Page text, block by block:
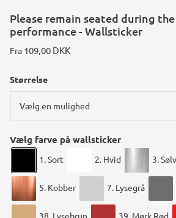
Please remain seated during
performance - Wallsticker
Fra 109,00 DKK
Størrelse
Vælg en mulighed
Vælg farve på wallsticker
1. Sort 2. Hvid 3. Sølv
5. Kobber 7. Lysegrå
38. Lysebrun 39. Mørk Rød